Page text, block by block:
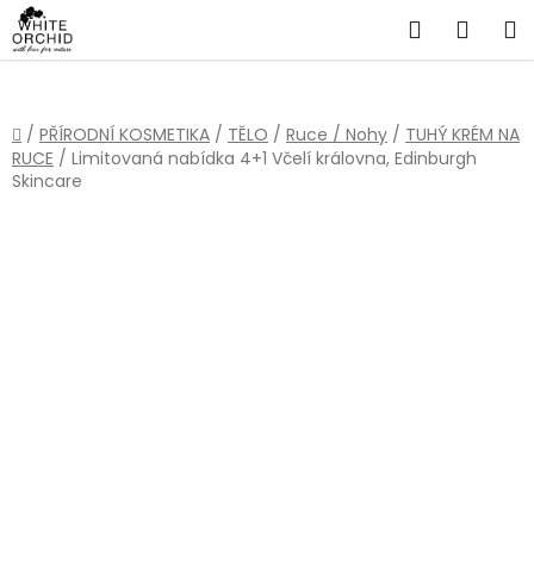
Přejít
na
obsah
Hledat
Domů
/ PŘÍRODNÍ KOSMETIKA / TĚLO / Ruce / Nohy / TUHÝ KRÉM NA
RUCE / Limitovaná nabídka 4+1 Včelí královna, Edinburgh
Skincare